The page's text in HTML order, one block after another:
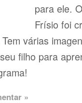
para ele.
Frísio foi
várias
filho para
»